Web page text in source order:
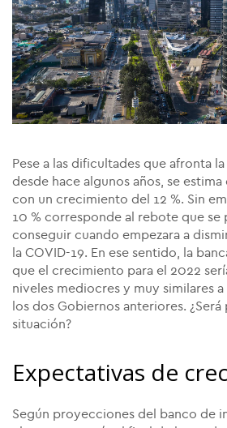
Pese a las dificultades que afronta
desde hace algunos años, se
con un crecimiento del 12 %. Sin
10 % corresponde al rebote que se
conseguir cuando empezara a
la COVID-19. En ese sentido, la
que el crecimiento para el 2022
niveles mediocres y muy similares
los dos Gobiernos anteriores.
situación?
Expectativas de
Según proyecciones del banco de